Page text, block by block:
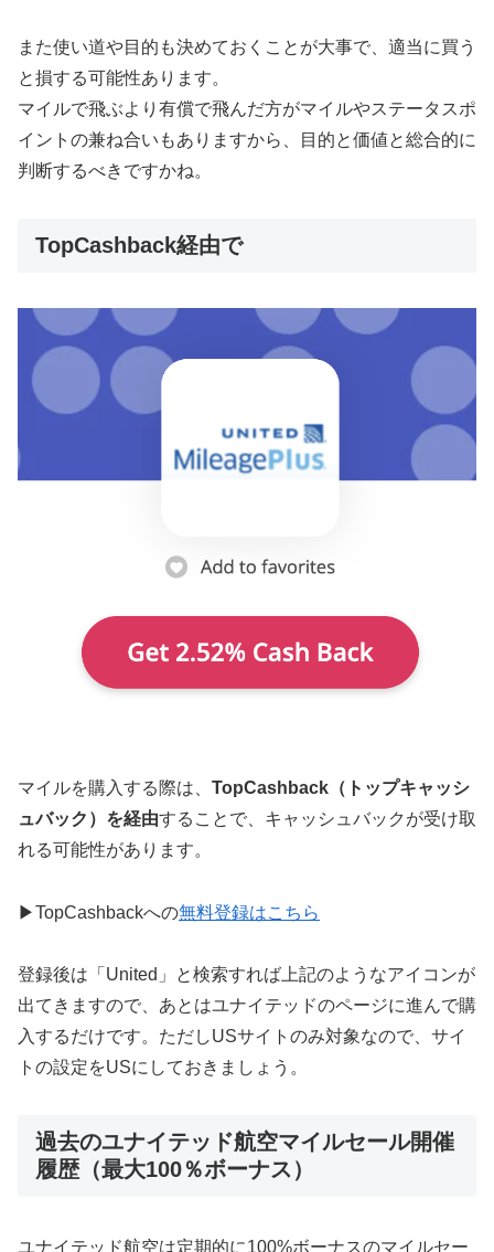
また使い道や目的も決めておくことが大事で、適当に買う
と損する可能性あります。
マイルで飛ぶより有償で飛んだ方がマイルやステータスポ
イントの兼ね合いもありますから、目的と価値と総合的に
判断するべきですかね。
TopCashback経由で
マイルを購入する際は、 TopCashback（トップキャッシ
ュバック）を経由することで、キャッシュバックが受け取
れる可能性があります。
▶TopCashbackへの無料登録はこちら
登録後は「United」と検索すれば上記のようなアイコンが
出てきますので、あとはユナイテッドのページに進んで購
入するだけです。ただしUSサイトのみ対象なので、サイ
トの設定をUSにしておきましょう。
過去のユナイテッド航空マイルセール開催
履歴（最大100％ボーナス）
ユナイテッド航空は定期的に100%ボーナスのマイルセー